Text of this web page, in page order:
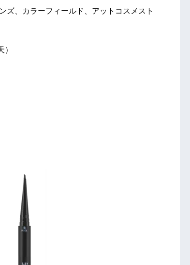
ズ、カラーフィールド、アットコスメスト